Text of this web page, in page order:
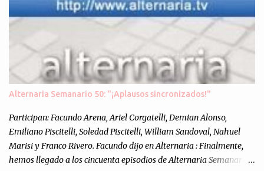
t
o
s
Alternaria Semanario 50: "¡Aplausos sincronizados!"
Participan: Facundo Arena, Ariel Corgatelli, Demian Alonso,
Emiliano Piscitelli, Soledad Piscitelli, William Sandoval, Nahuel
Marisi y Franco Rivero. Facundo dijo en Alternaria : Finalmente,
hemos llegado a los cincuenta episodios de Alternaria Semanario.